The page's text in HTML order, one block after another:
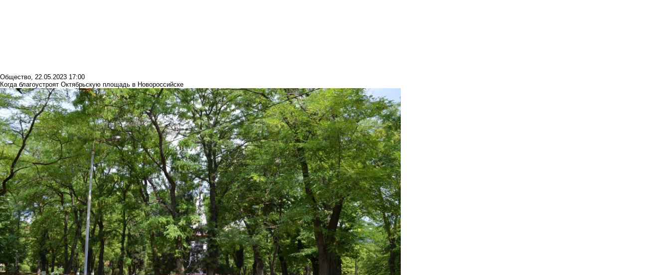
Общество, 22.05.2023 17:00
Когда благоустроят Октябрьскую площадь в Новороссийске